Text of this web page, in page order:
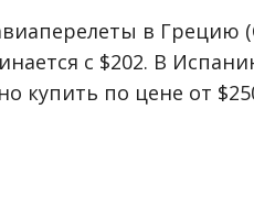
в Грецию
с $202. В
купить по цене от